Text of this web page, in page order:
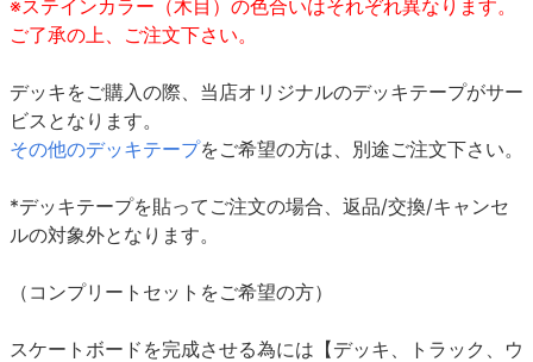
※ステインカラー（木目）の色合いはそれぞれ異なります。
ご了承の上、ご注文下さい。
デッキをご購入の際、当店オリジナルのデッキテープがサー
ビスとなります。
その他のデッキテープをご希望の方は、別途ご注文下さい。
*デッキテープを貼ってご注文の場合、返品/交換/キャンセ
ルの対象外となります。
（コンプリートセットをご希望の方）
スケートボードを完成させる為には【デッキ、トラック、ウ